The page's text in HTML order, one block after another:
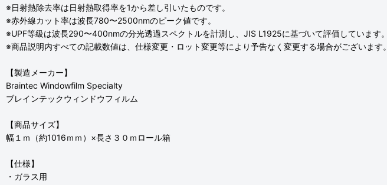
※日射熱除去率は日射熱取得率を1から差し引いたものです。
※赤外線カット率は波長780〜2500nmのピーク値です。
※UPF等級は波長290〜400nmの分光透過スペクトルを計測し、JIS L1925に基づいて評価しています。
※商品説明内すべての記載数値は、仕様変更・ロット変更等により予告なく変更する場合がございます。
【製造メーカー】
Braintec Windowfilm Specialty
ブレインテックウィンドウフィルム
【商品サイズ】
幅１ｍ（約1016ｍｍ）×長さ３０ｍロール箱
【仕様】
・ガラス用